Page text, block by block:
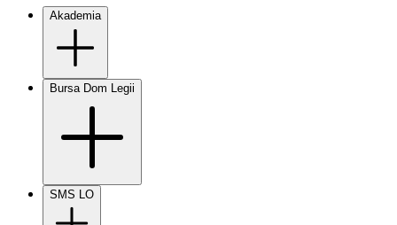
Akademia
Bursa Dom Legii
SMS LO